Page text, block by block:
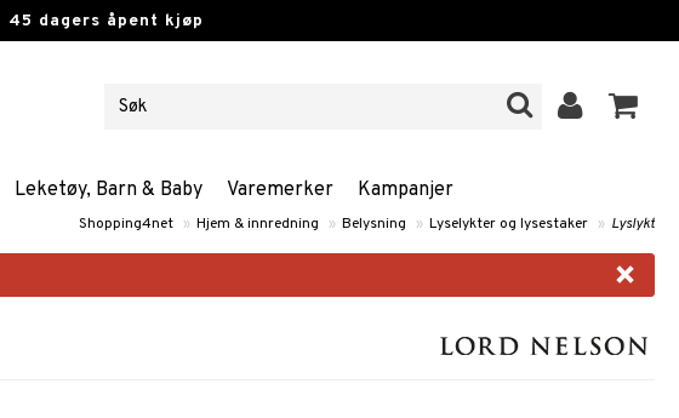
45 dagers åpent kjøp
Leketøy, Barn & Baby Varemerker Kampanjer
Shopping4net » Hjem & innredning » Belysning » Lyselykter og lysestaker » Lyslykt
×